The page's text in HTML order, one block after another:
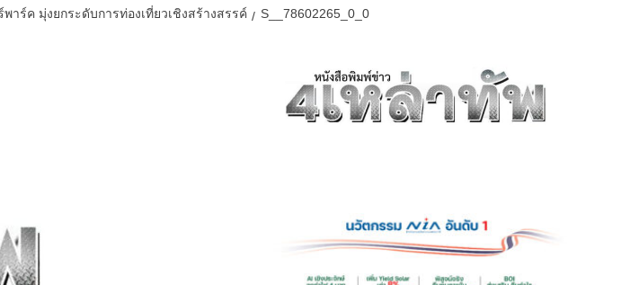
ร์ค มุ่งยกระดับการท่องเที่ยวเชิงสร้างสรรค์ S__78602265_0_0